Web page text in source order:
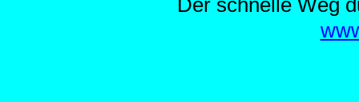
Der schnelle Weg